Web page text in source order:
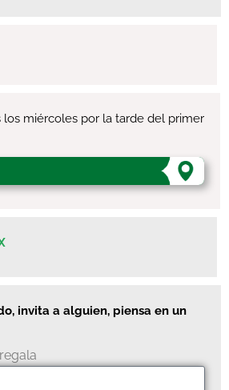
los miércoles por la tarde del primer
invita a alguien, piensa en un